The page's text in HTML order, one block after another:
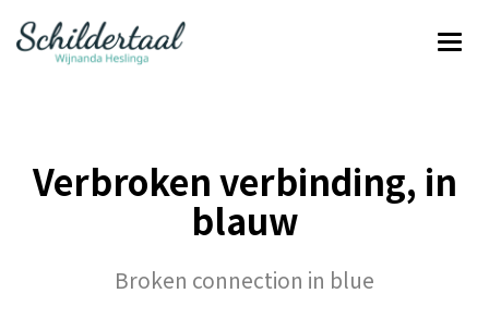
Verbroken verbinding, in
blauw
Broken connection in blue